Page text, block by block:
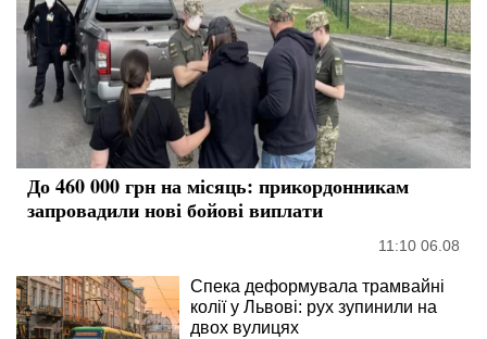
До 460 000 грн на місяць: прикордонникам
запровадили нові бойові виплати
11:10 06.08
Спека деформувала трамвайні
колії у Львові: рух зупинили на
двох вулицях